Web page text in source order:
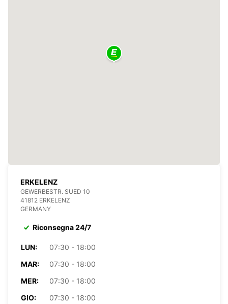
ERKELENZ
GEWERBESTR. SUED 10
41812 ERKELENZ
GERMANY
Riconsegna 24/7
LUN:
07:30 - 18:00
MAR:
07:30 - 18:00
MER:
07:30 - 18:00
GIO:
07:30 - 18:00